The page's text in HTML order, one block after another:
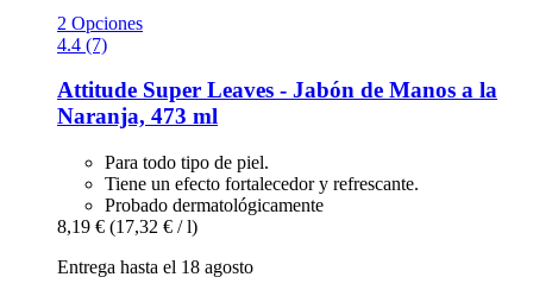
2 Opciones
4.4 (7)
Attitude Super Leaves -​ Jabón de Manos a la
Naranja, 473 ml
Para todo tipo de piel.
Tiene un efecto fortalecedor y refrescante.
Probado dermatológicamente
8,19 € (17,32 € / l)
Entrega hasta el 18 agosto